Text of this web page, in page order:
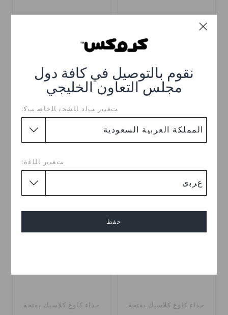
نقوم بالتوصيل في كافة دول
مجلس التعاون الخليجي
ﺖﻐﻴﻳﺭ ﺐﻟﺩ ﺎﻠﺸﺤﻧ ﺎﻠﺧﺎﺻ ﺐﻛ:
ﺖﻐﻴﻳﺭ ﺎﻠﻠﻏﺓ:
حفظ
حذاء كلوغ كلاسيك بفتحة حذاء كلوغ كلاسيك بفتحة